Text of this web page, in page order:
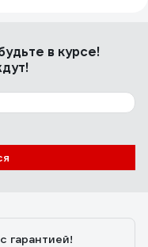
в курсе!
гарантией!